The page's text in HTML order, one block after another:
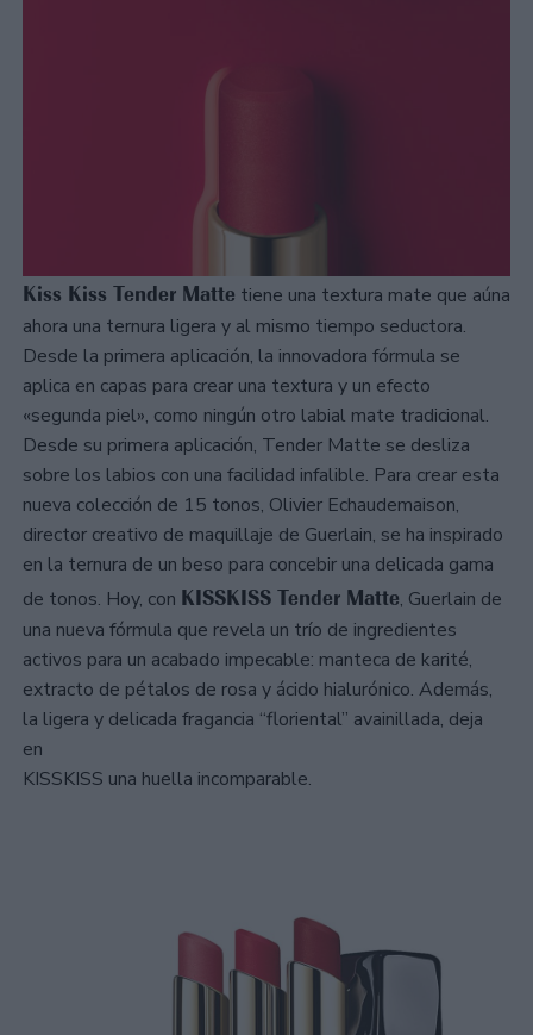
Kiss Kiss Tender Matte tiene una textura mate que aúna
ahora una ternura ligera y al mismo tiempo seductora.
Desde la primera aplicación, la innovadora fórmula se
aplica en capas para crear una textura y un efecto
«segunda piel», como ningún otro labial mate tradicional.
Desde su primera aplicación, Tender Matte se desliza
sobre los labios con una facilidad infalible. Para crear esta
nueva colección de 15 tonos, Olivier Echaudemaison,
director creativo de maquillaje de Guerlain, se ha inspirado
en la ternura de un beso para concebir una delicada gama
de tonos. Hoy, con KISSKISS Tender Matte, Guerlain de
una nueva fórmula que revela un trío de ingredientes
activos para un acabado impecable: manteca de karité,
extracto de pétalos de rosa y ácido hialurónico. Además,
la ligera y delicada fragancia “floriental” avainillada, deja
en
KISSKISS una huella incomparable.